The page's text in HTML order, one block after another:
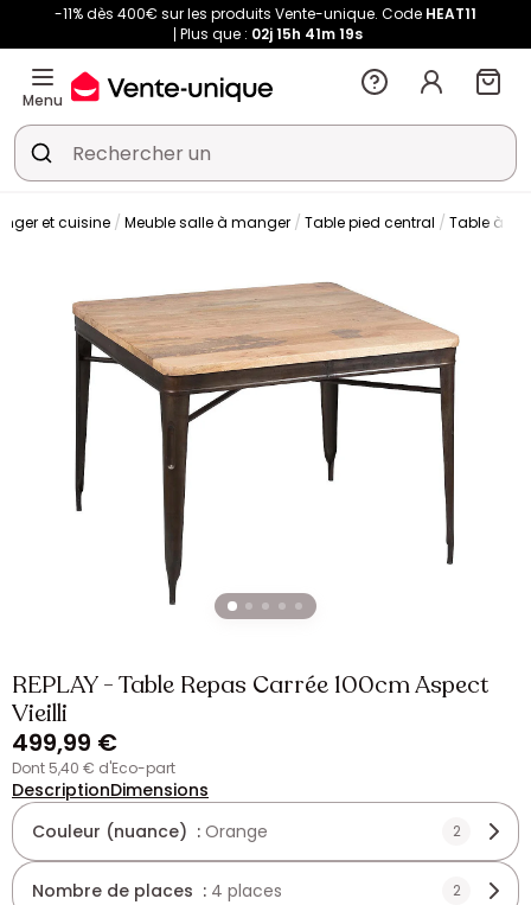
-11% dès 400€ sur les produits Vente-unique. Code HEAT11
Plus que : 02j 15h 41m 18s
Menu
et cuisine Meuble salle à manger Table pied central Table à
REPLAY - Table Repas Carrée 100cm Aspect
Vieilli
499,99 €
dont 5,40 € d'Eco-part
DescriptionDimensions
Couleur (nuance) : Orange 2
Nombre de places : 4 places 2